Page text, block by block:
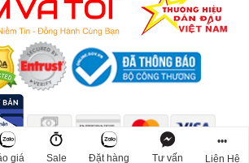
Copyright, All Rights Reserved.
giá Sale Đặt hàng Tư vấn
•••
Liên Hệ